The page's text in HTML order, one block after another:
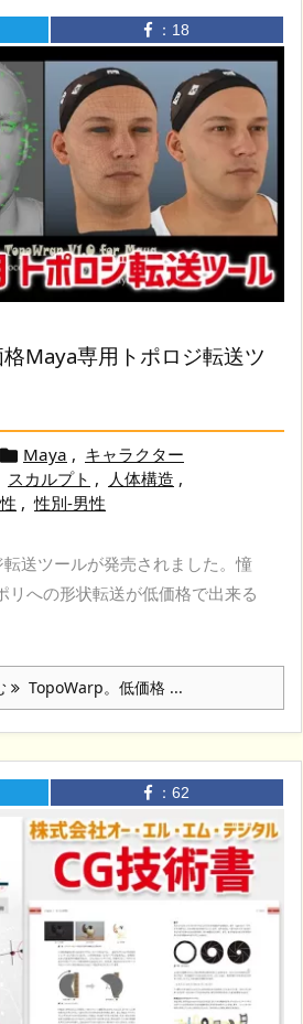
： 18
Maya専用トポロジ転送ツ
 Maya , キャラクター
スカルプト , 人体構造 ,
, 性別-男性
送ツールが発売されました。憧
リへの形状転送が低価格で出来る
TopoWarp。低価格 ...
： 62